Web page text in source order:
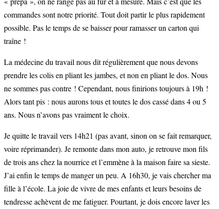
commandes sont notre priorité. Tout doit partir le plus rapidement
possible. Pas le temps de se baisser pour ramasser un carton qui
traîne !
La médecine du travail nous dit régulièrement que nous devons
prendre les colis en pliant les jambes, et non en pliant le dos. Nous
ne sommes pas contre ! Cependant, nous finirions toujours à 19h !
Alors tant pis : nous aurons tous et toutes le dos cassé dans 4 ou 5
ans. Nous n’avons pas vraiment le choix.
Je quitte le travail vers 14h21 (pas avant, sinon on se fait remarquer,
voire réprimander). Je remonte dans mon auto, je retrouve mon fils
de trois ans chez la nourrice et l’emmène à la maison faire sa sieste.
J’ai enfin le temps de manger un peu. A 16h30, je vais chercher ma
fille à l’école. La joie de vivre de mes enfants et leurs besoins de
tendresse achèvent de me fatiguer. Pourtant, je dois encore laver les